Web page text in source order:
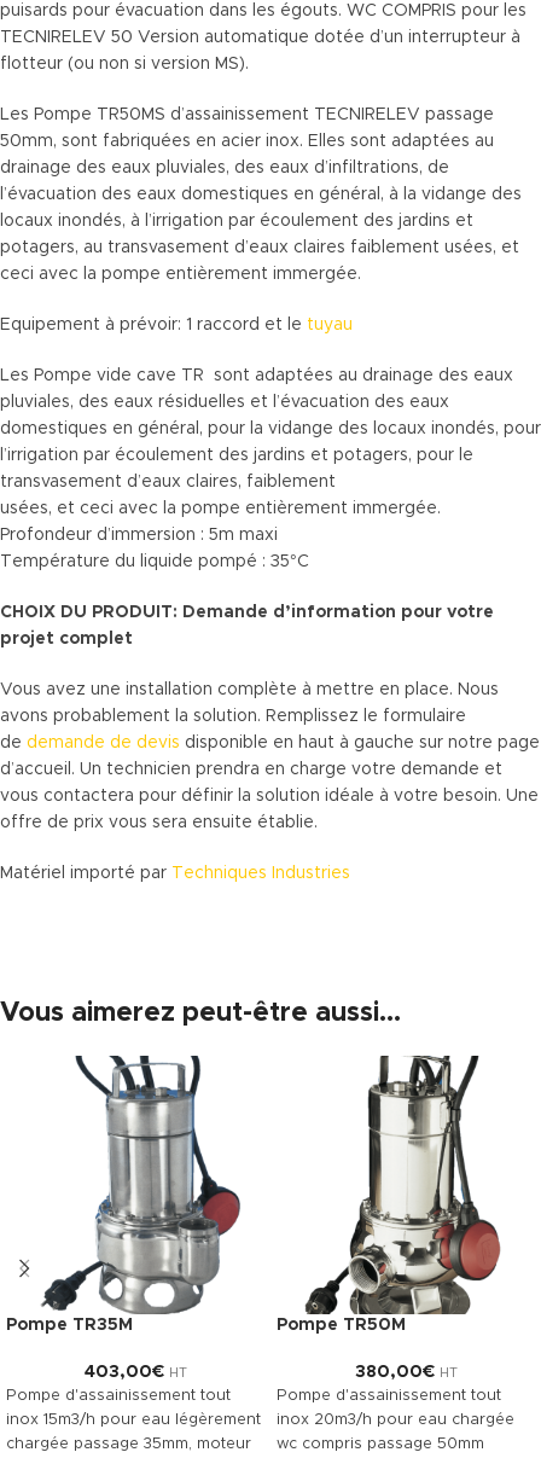
puisards pour évacuation dans les égouts. WC COMPRIS pour les
TECNIRELEV 50 Version automatique dotée d’un interrupteur à
flotteur (ou non si version MS).
Les Pompe TR50MS d’assainissement TECNIRELEV passage
50mm, sont fabriquées en acier inox. Elles sont adaptées au
drainage des eaux pluviales, des eaux d’infiltrations, de
l’évacuation des eaux domestiques en général, à la vidange des
locaux inondés, à l’irrigation par écoulement des jardins et
potagers, au transvasement d’eaux claires faiblement usées, et
ceci avec la pompe entièrement immergée.
Equipement à prévoir: 1 raccord et le tuyau
Les Pompe vide cave TR sont adaptées au drainage des eaux
pluviales, des eaux résiduelles et l’évacuation des eaux
domestiques en général, pour la vidange des locaux inondés, pour
l’irrigation par écoulement des jardins et potagers, pour le
transvasement d’eaux claires, faiblement
usées, et ceci avec la pompe entièrement immergée.
Profondeur d’immersion : 5m maxi
Température du liquide pompé : 35°C
CHOIX DU PRODUIT: Demande d’information pour votre
projet complet
Vous avez une installation complète à mettre en place. Nous
avons probablement la solution. Remplissez le formulaire
de demande de devis disponible en haut à gauche sur notre page
d’accueil. Un technicien prendra en charge votre demande et
vous contactera pour définir la solution idéale à votre besoin. Une
offre de prix vous sera ensuite établie.
Matériel importé par Techniques Industries
Vous aimerez peut-être aussi…
Pompe TR35M
403,00€ HT
Pompe d'assainissement tout
inox 15m3/h pour eau légèrement
chargée passage 35mm, moteur
Pompe TR50M
380,00€ HT
Pompe d'assainissement tout
inox 20m3/h pour eau chargée
wc compris passage 50mm